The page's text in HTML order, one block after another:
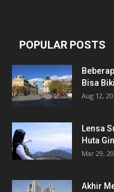
POPULAR POSTS
Bisa
Aug 12,
Lensa
Huta
Mar 29,
Akhir